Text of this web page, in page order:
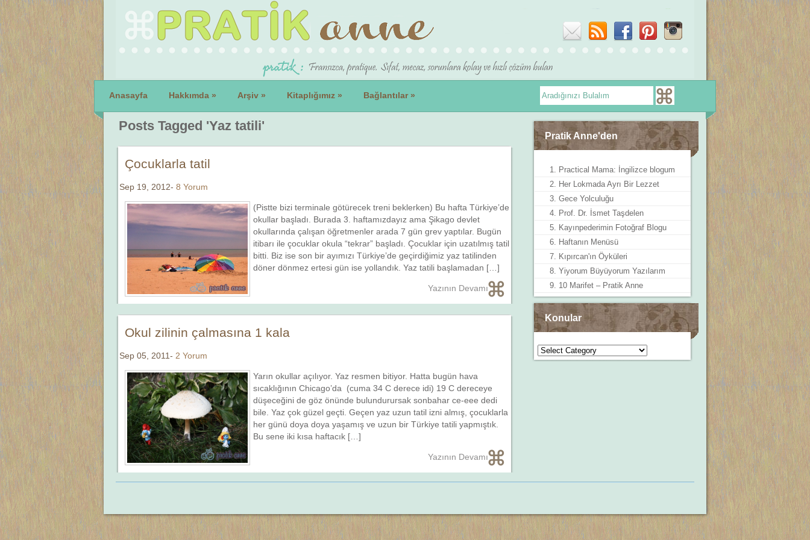
Anasayfa Hakkımda » Arşiv » Kitaplığımız » Bağlantılar»
Posts Tagged 'Yaz tatili'
Çocuklarla tatil
Sep 19, 2012- 8 Yorum
(Pistte bizi terminale götürecek treni beklerken) Bu hafta Türkiye’de
okullar başladı. Burada 3. haftamızdayız ama Şikago devlet
okullarında çalışan öğretmenler arada 7 gün grev yaptılar. Bugün
itibarı ile çocuklar okula “tekrar” başladı. Çocuklar için uzatılmış tatil
bitti. Biz ise son bir ayımızı Türkiye’de geçirdiğimiz yaz tatilinden
döner dönmez ertesi gün ise yollandık. Yaz tatili başlamadan […]
Yazının Devamı
Okul zilinin çalmasına 1 kala
Sep 05, 2011- 2 Yorum
Yarın okullar açılıyor. Yaz resmen bitiyor. Hatta bugün hava
sıcaklığının Chicago’da (cuma 34 C derece idi) 19 C dereceye
düşeceğini de göz önünde bulundurursak sonbahar ce-eee dedi
bile. Yaz çok güzel geçti. Geçen yaz uzun tatil izni almış, çocuklarla
her günü doya doya yaşamış ve uzun bir Türkiye tatili yapmıştık.
Bu sene iki kısa haftacık […]
Yazının Devamı
Pratik Anne'den
1. Practical Mama: İngilizce blogum
2. Her Lokmada Ayrı Bir Lezzet
3. Gece Yolculuğu
4. Prof. Dr. İsmet Taşdelen
5. Kayınpederimin Fotoğraf Blogu
6. Haftanın Menüsü
7. Kıpırcan'ın Öyküleri
8. Yiyorum Büyüyorum Yazılarım
9. 10 Marifet – Pratik Anne
Konular
Konular